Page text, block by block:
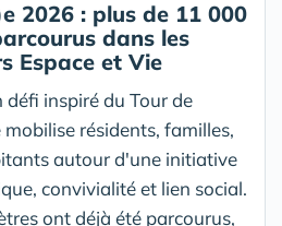
2026 : plus de 11 000
dans les
Espace et Vie
inspiré du Tour de
mobilise résidents, familles,
autour d'une initiative
convivialité et lien social.
ont déjà été parcourus,